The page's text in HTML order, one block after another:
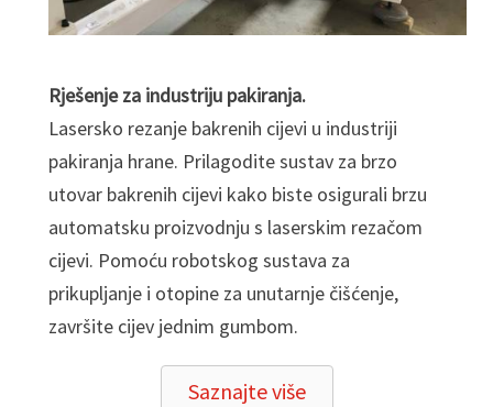
Rješenje za industriju pakiranja.
Lasersko rezanje bakrenih cijevi u industriji
pakiranja hrane. Prilagodite sustav za brzo
utovar bakrenih cijevi kako biste osigurali brzu
automatsku proizvodnju s laserskim rezačom
cijevi. Pomoću robotskog sustava za
prikupljanje i otopine za unutarnje čišćenje,
završite cijev jednim gumbom.
Saznajte više